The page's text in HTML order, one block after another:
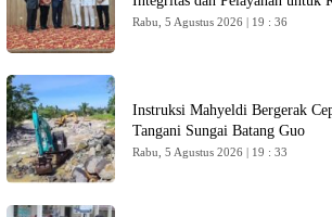
Rabu, 5 Agustus 2026 | 19 : 36
Instruksi Mahyeldi Bergerak
Tangani Sungai Batang Guo
Rabu, 5 Agustus 2026 | 19 : 33